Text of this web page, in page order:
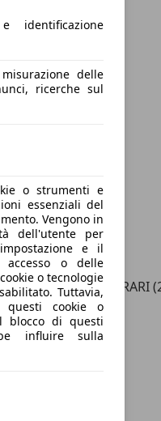
identificazione
delle
ricerche sul
o strumenti e
essenziali del
Vengono in
dell'utente per
e il
accesso o delle
o tecnologie
Tuttavia,
questi cookie o
blocco di questi
influire sulla
SERVICE FERRARI